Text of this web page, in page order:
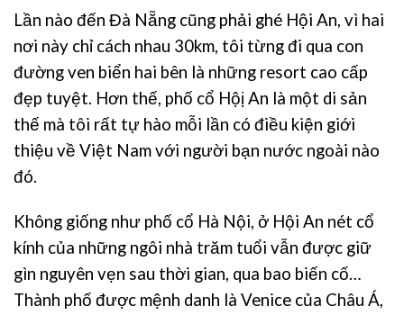
Lần nào đến Đà Nẵng cũng phải ghé Hội An, vì hai
nơi này chỉ cách nhau 30km, tôi từng đi qua con
đường ven biển hai bên là những resort cao cấp
đẹp tuyệt. Hơn thế, phố cổ Hộị An là một di sản
thế mà tôi rất tự hào mỗi lần có điều kiện giới
thiệu về Việt Nam với người bạn nước ngoài nào
đó.
Không giống như phố cổ Hà Nội, ở Hội An nét cổ
kính của những ngôi nhà trăm tuổi vẫn được giữ
gìn nguyên vẹn sau thời gian, qua bao biến cố…
Thành phố được mệnh danh là Venice của Châu Á,